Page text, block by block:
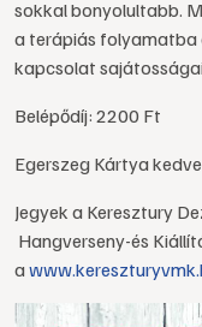
sokkal bonyolultabb.
a terápiás folyamatba
kapcsolat
Belépődíj: 2200 Ft
Egerszeg Kártya
Jegyek a Keresztury
Hangverseny-és
a